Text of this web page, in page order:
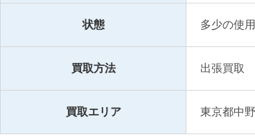
状態 多少の使
買取方法 出張買取
買取エリア 東京都中